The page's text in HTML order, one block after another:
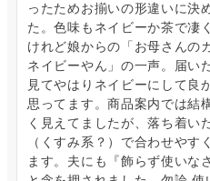
ったためお揃いの形違いに決
た。色味もネイビーか茶で凄
けれど娘からの「お母さんの
ネイビーやん」の一声。届い
見てやはりネイビーにして良
思ってます。商品案内では結
く見えてましたが、落ち着い
（くすみ系？）で合わせやす
ます。夫にも『飾らず使いな